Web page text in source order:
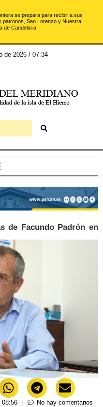
se prepara para recibir a sus
patronos, San Lorenzo y Nuestra
de Candelaria
de 2026 / 07:34
de Facundo Padrón en
08:56
No hay comentarios